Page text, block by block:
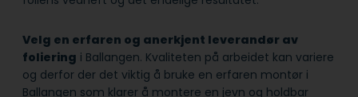
Velg en erfaren og anerkjent leverandør av
foliering i Ballangen. Kvaliteten på arbeidet kan variere
og derfor der det viktig å bruke en erfaren montør i
Ballangen som klarer å montere en jevn og holdbar